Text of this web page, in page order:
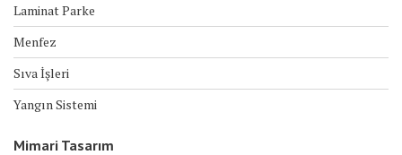
Laminat Parke
Menfez
Sıva İşleri
Yangın Sistemi
Mimari Tasarım